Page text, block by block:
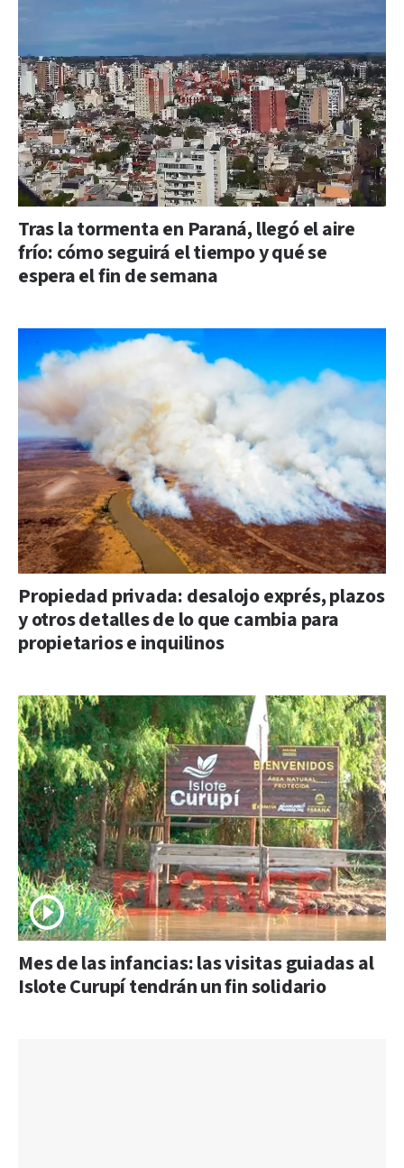
Tras la tormenta en Paraná, llegó el aire
frío: cómo seguirá el tiempo y qué se
espera el fin de semana
Propiedad privada: desalojo exprés, plazos
y otros detalles de lo que cambia para
propietarios e inquilinos
Mes de las infancias: las visitas guiadas al
Islote Curupí tendrán un fin solidario